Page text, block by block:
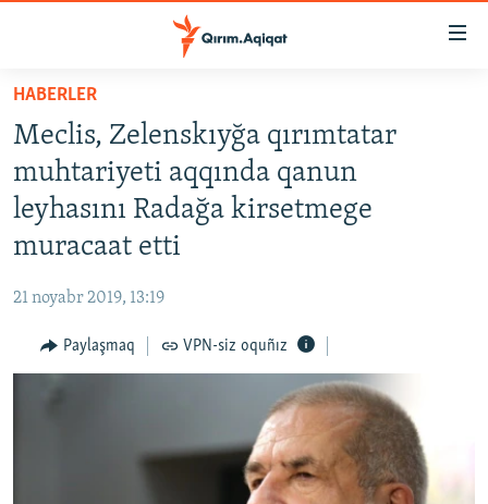
Esas
qaytmaq
Baş
navigatsiyağa
qaytmaq
Qıdıruvğa
HABERLER
SİYASET
İQTİSADİYAT
İNSAN AQLARI
VİDEO
SÜRET
HABERLER
Meclis, Zelenskıyğa qırımtatar
muhtariyeti aqqında qanun
leyhasını Radağa kirsetmege
muracaat etti
21 noyabr 2019, 13:19
Paylaşmaq VPN-siz oquñız